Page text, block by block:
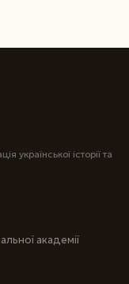
української історії та
академії